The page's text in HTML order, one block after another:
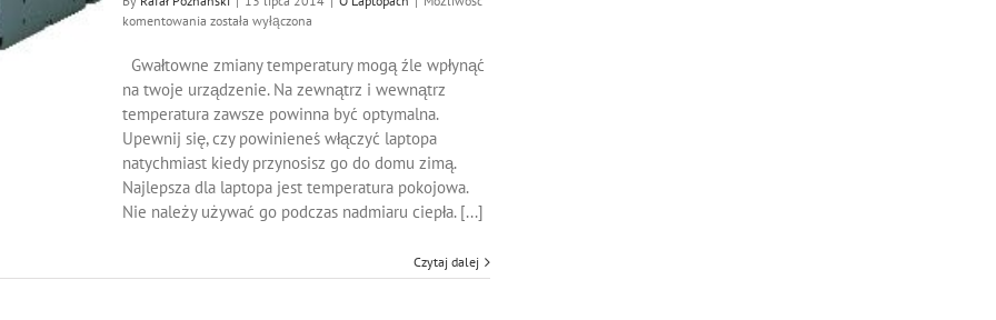
komentowania Czego
należy
robić
podczas
użytkowania
laptopa?
została wyłączona
Gwałtowne zmiany temperatury mogą źle wpłynąć
na twoje urządzenie. Na zewnątrz i wewnątrz
temperatura zawsze powinna być optymalna.
Upewnij się, czy powinieneś włączyć laptopa
natychmiast kiedy przynosisz go do domu zimą.
Najlepsza dla laptopa jest temperatura pokojowa.
Nie należy używać go podczas nadmiaru ciepła. [...]
Czytaj dalej